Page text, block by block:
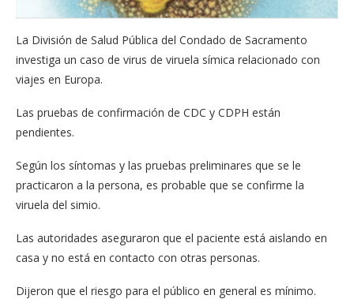
La División de Salud Pública del Condado de Sacramento
investiga un caso de virus de viruela símica relacionado con
viajes en Europa.
Las pruebas de confirmación de CDC y CDPH están
pendientes.
Según los síntomas y las pruebas preliminares que se le
practicaron a la persona, es probable que se confirme la
viruela del simio.
Las autoridades aseguraron que el paciente está aislando en
casa y no está en contacto con otras personas.
Dijeron que el riesgo para el público en general es mínimo.